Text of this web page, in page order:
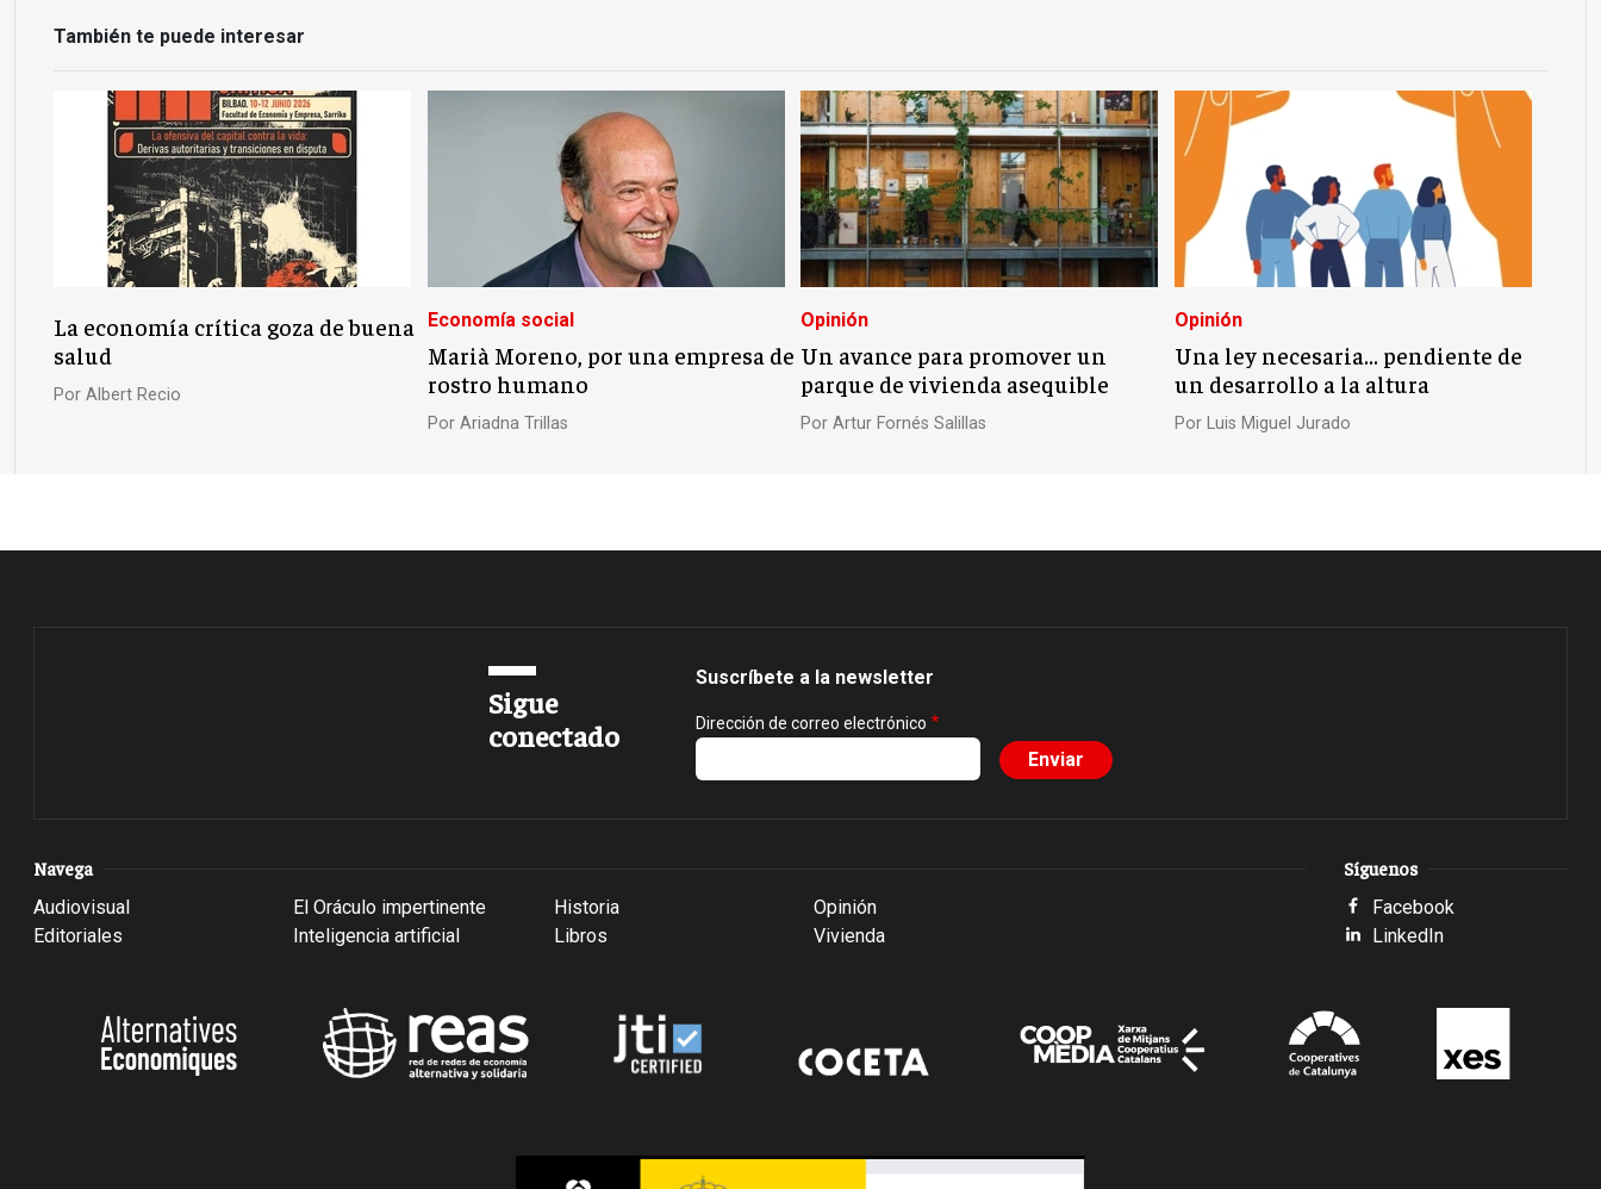
También te puede interesar
La economía crítica goza de buena
salud
Por Albert Recio
Economía social
Marià Moreno, por una empresa de
rostro humano
Por Ariadna Trillas
Opinión
Un avance para promover un
parque de vivienda asequible
Por Artur Fornés Salillas
Opinión
Una ley necesaria… pendiente de
un desarrollo a la altura
Por Luis Miguel Jurado
Sigue
conectado
Suscríbete a la newsletter
Dirección de correo electrónico
Navega
Audiovisual
Editoriales
El Oráculo impertinente
Inteligencia artificial
Historia
Libros
Opinión
Vivienda
Síguenos
Facebook
LinkedIn